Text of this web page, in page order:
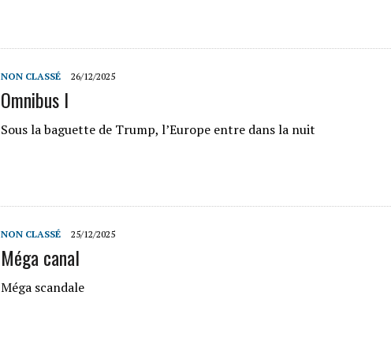
NON CLASSÉ 26/12/2025
Omnibus I
Sous la baguette de Trump, l’Europe entre dans la nuit
NON CLASSÉ 25/12/2025
Méga canal
Méga scandale